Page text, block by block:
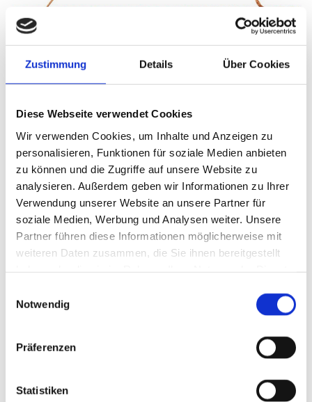
Zustimmung Details Über Cookies
Diese Webseite verwendet Cookies
Wir verwenden Cookies, um Inhalte und Anzeigen zu
personalisieren, Funktionen für soziale Medien anbieten
zu können und die Zugriffe auf unsere Website zu
analysieren. Außerdem geben wir Informationen zu Ihrer
Verwendung unserer Website an unsere Partner für
soziale Medien, Werbung und Analysen weiter. Unsere
Partner führen diese Informationen möglicherweise mit
weiteren Daten zusammen, die Sie ihnen bereitgestellt
Notwendig
Präferenzen
Statistiken
Tanzen da" Bonjour Paris
Auf Lager
7,95 €